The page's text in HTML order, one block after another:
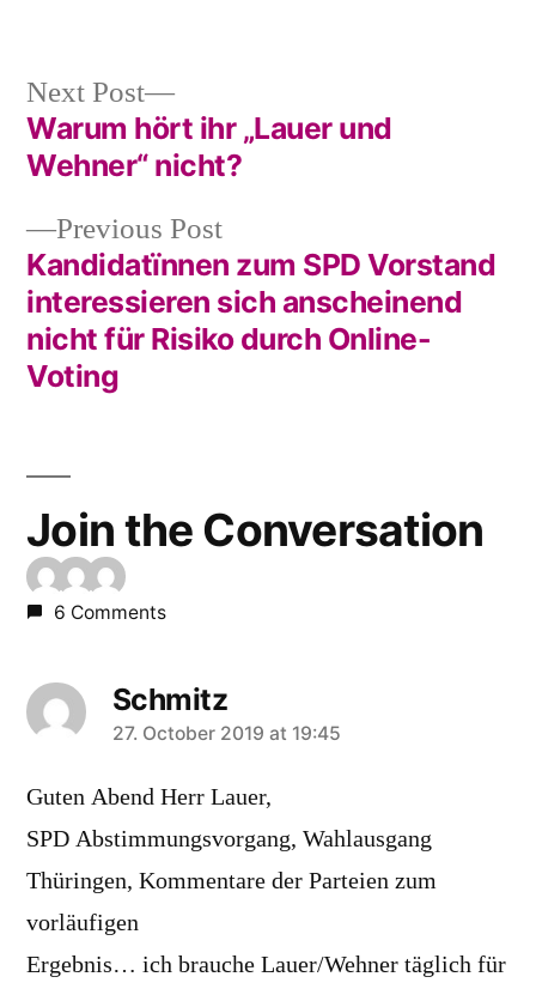
Post
navigation
Previous PostPrevious
post:
Kandidatïnnen zum SPD Vorstand
interessieren sich anscheinend
nicht für Risiko durch Online-
Voting
Next Post
Next
post:
Warum hört ihr „Lauer und
Wehner“ nicht?
Join the Conversation
6 Comments
Schmitz
says:
27. October 2019 at 19:45
Guten Abend Herr Lauer,
SPD Abstimmungsvorgang, Wahlausgang
Thüringen, Kommentare der Parteien zum
vorläufigen
Ergebnis… ich brauche Lauer/Wehner täglich für